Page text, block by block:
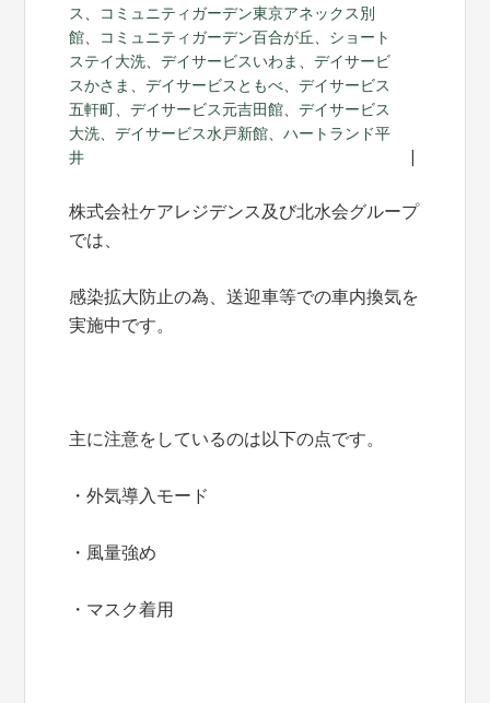
ス、 コミュニティガーデン東京アネックス別
館、 コミュニティガーデン百合が丘、 ショート
ステイ大洗、デイサービスいわま 、デイサービ
スかさま 、デイサービスともべ、デイサービス
五軒町、デイサービス元吉田館、デイサービス
大洗、デイサービス水戸新館、ハートランド平
井
株式会社ケアレジデンス及び北水会グループ
では、
感染拡大防止の為、送迎車等での車内換気を
実施中です。
主に注意をしているのは以下の点です。
・外気導入モード
・風量強め
・マスク着用